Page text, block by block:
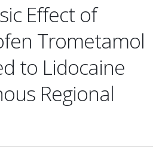
Effect of
Trometamol
to Lidocaine
Regional